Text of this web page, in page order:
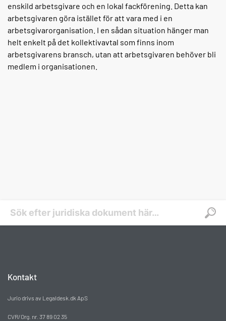
enskild arbetsgivare och en lokal fackförening. Detta kan
arbetsgivaren göra istället för att vara med i en
arbetsgivarorganisation. I en sådan situation hänger man
helt enkelt på det kollektivavtal som finns inom
arbetsgivarens bransch, utan att arbetsgivaren behöver bli
medlem i organisationen.
Kontakt
Jurio drivs av Legaldesk.dk ApS
CVR/Org. nr. 37 89 02 35